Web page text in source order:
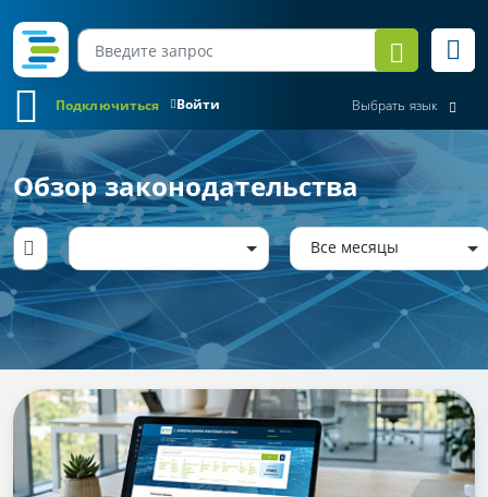
Войти
Подключиться Выбрать язык
Обзор законодательства
Все месяцы